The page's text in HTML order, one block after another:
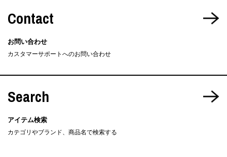
Contact
お問い合わせ
カスタマーサポートへのお問い合わせ
Search
アイテム検索
カテゴリやブランド、商品名で検索する